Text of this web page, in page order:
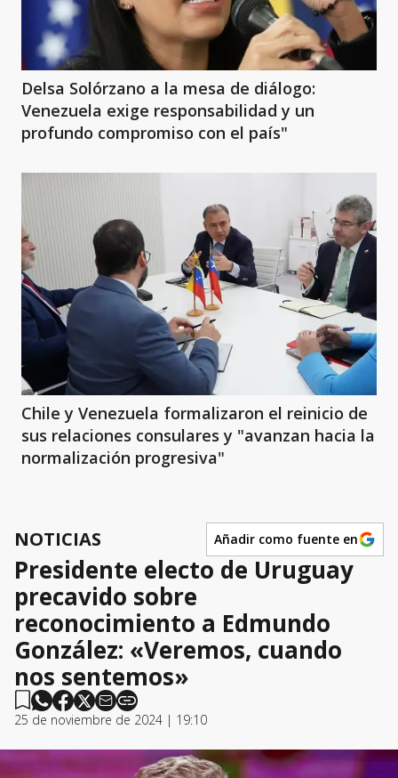
Delsa Solórzano a la mesa de diálogo:
Venezuela exige responsabilidad y un
profundo compromiso con el país"
Chile y Venezuela formalizaron el reinicio de
sus relaciones consulares y "avanzan hacia la
normalización progresiva"
NOTICIAS Añadir como fuente en
Presidente electo de Uruguay
precavido sobre
reconocimiento a Edmundo
González: «Veremos, cuando
nos sentemos»
25 de noviembre de 2024 | 19:10